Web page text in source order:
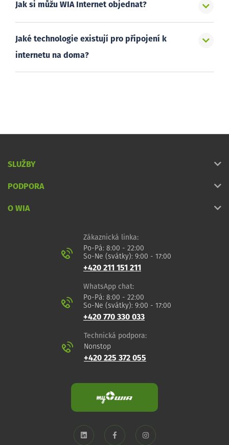
Jak si můžu WIA Internet objednat?
Jaké technologie existují pro připojení k
internetu na doma?
SLUŽBY
PODPORA
O WIA
Zákaznická linka:
Po-Pá: 8:00 - 22:00
So-Ne (svátky): 9:00 - 17:00
+420 211 151 211
WhatsApp chat:
Po-Pá: 8:00 - 22:00
So-Ne (svátky): 9:00 - 17:00
+420 770 330 033
Technická podpora:
Nonstop
+420 225 372 055